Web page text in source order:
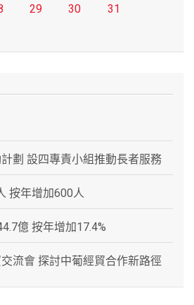
29 30
31
劃 設四專責小組推動長者服務
按年增加600人
億 按年增加17.4%
流會 探討中葡經貿合作新路徑